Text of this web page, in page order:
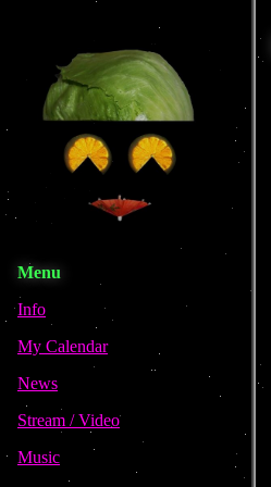
Menu
Info
My Calendar
News
Stream / Video
Music